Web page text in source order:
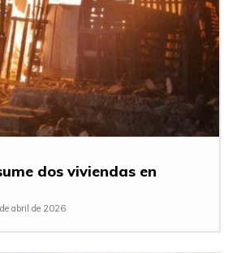
dos viviendas en
abril de 2026